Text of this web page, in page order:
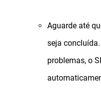
Aguarde até
seja
problemas, o